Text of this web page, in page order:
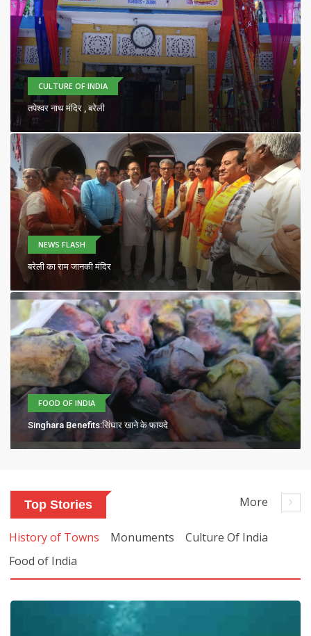
CULTURE OF INDIA
तपेश्वर नाथ मंदिर , बरेली
NEWS FLASH
बरेली का राम जानकी मंदिर
FOOD OF INDIA
Singhara Benefits:सिंघार खाने के फायदे
Top Stories
History of Towns Monuments
Culture Of India
Food of India
More